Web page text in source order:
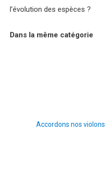
l’évolution des espèces ?
Dans la même catégorie
Accordons nos violons